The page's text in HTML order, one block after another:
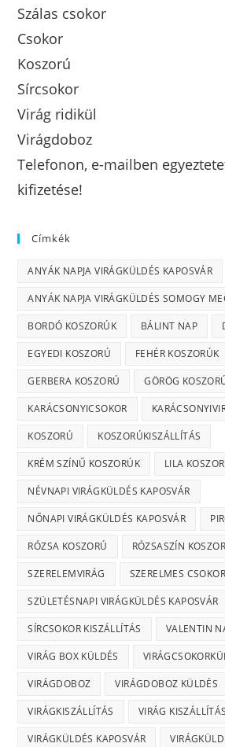
Szálas csokor
Csokor
Koszorú
Sírcsokor
Virág ridikül
Virágdoboz
Telefonon, e-mailben
kifizetése!
Címkék
ANYÁK NAPJA VIRÁGKÜLDÉS KAPOSVÁR
ANYÁK NAPJA VIRÁGKÜLDÉS SOMOGY
BORDÓ KOSZORÚK BÁLINT NAP
EGYEDI KOSZORÚ FEHÉR KOSZORÚK
GERBERA KOSZORÚ GÖRÖG
KARÁCSONYICSOKOR
KOSZORÚ KOSZORÚKISZÁLLÍTÁS
KRÉM SZÍNŰ KOSZORÚK LILA
NÉVNAPI VIRÁGKÜLDÉS KAPOSVÁR
NŐNAPI VIRÁGKÜLDÉS KAPOSVÁR
RÓZSA KOSZORÚ RÓZSASZÍN
SZERELEMVIRÁG SZERELMES CSOKOR
SZÜLETÉSNAPI VIRÁGKÜLDÉS KAPOSVÁR
SÍRCSOKOR KISZÁLLÍTÁS VALENTIN
VIRÁG BOX KÜLDÉS
VIRÁGDOBOZ VIRÁGDOBOZ KÜLDÉS
VIRÁGKISZÁLLÍTÁS VIRÁG
VIRÁGKÜLDÉS KAPOSVÁR